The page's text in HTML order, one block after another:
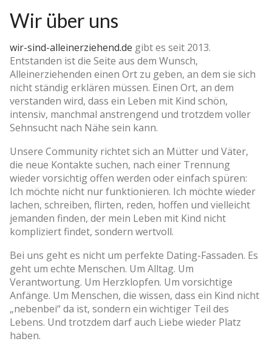
Wir über uns
wir-sind-alleinerziehend.de gibt es seit 2013.
Entstanden ist die Seite aus dem Wunsch,
Alleinerziehenden einen Ort zu geben, an dem sie sich
nicht ständig erklären müssen. Einen Ort, an dem
verstanden wird, dass ein Leben mit Kind schön,
intensiv, manchmal anstrengend und trotzdem voller
Sehnsucht nach Nähe sein kann.
Unsere Community richtet sich an Mütter und Väter,
die neue Kontakte suchen, nach einer Trennung
wieder vorsichtig offen werden oder einfach spüren:
Ich möchte nicht nur funktionieren. Ich möchte wieder
lachen, schreiben, flirten, reden, hoffen und vielleicht
jemanden finden, der mein Leben mit Kind nicht
kompliziert findet, sondern wertvoll.
Bei uns geht es nicht um perfekte Dating-Fassaden. Es
geht um echte Menschen. Um Alltag. Um
Verantwortung. Um Herzklopfen. Um vorsichtige
Anfänge. Um Menschen, die wissen, dass ein Kind nicht
„nebenbei“ da ist, sondern ein wichtiger Teil des
Lebens. Und trotzdem darf auch Liebe wieder Platz
haben.